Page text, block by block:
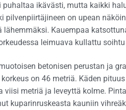
puhaltaa ikävästi, mutta kaikki
pilvenpiirtäjineen on upean
lähemmäksi. Kauempaa
leimuava kullattu
betonisen perustan ja
on 46 metriä. Käden
viisi metriä ja leveyttä kolme.
kuparinruskeasta kauniin